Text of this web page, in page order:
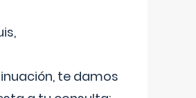
te damos